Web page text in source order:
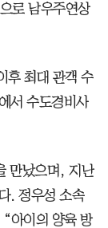
로 남우주연상
후 최대 관객 수
서 수도경비사
만났으며, 지난
. 정우성 소속
아이의 양육 방